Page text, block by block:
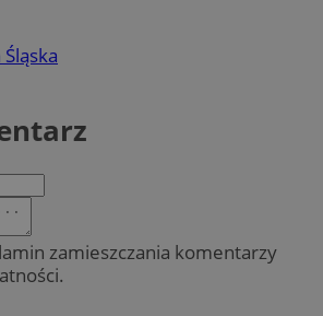
zamieszczania komentarzy